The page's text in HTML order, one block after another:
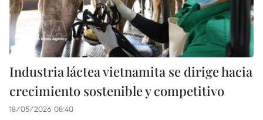
Industria láctea vietnamita se dirige hacia
crecimiento sostenible y competitivo
18/05/2026 08:40